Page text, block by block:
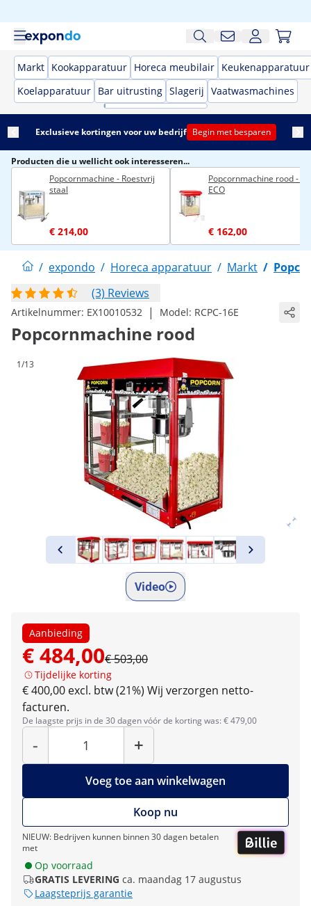
Markt Kookapparatuur Horeca meubilair Keukenapparatuur
Koelapparatuur Bar uitrusting Slagerij Vaatwasmachines
Exclusieve kortingen voor uw bedrijf Begin met besparen
Producten die u wellicht ook interesseren...
Popcornmachine - Roestvrij
staal
€ 214,00
Popcornmachine rood - 8
ECO
€ 162,00
/ expondo / Horeca apparatuur / Markt /
(3) Reviews
Artikelnummer: EX10010532 | Model: RCPC-16E
Popcornmachine rood
1/13
Video
Aanbieding
€ 484,00€ 503,00
Tijdelijke korting
€ 400,00 excl. btw (21%) Wij verzorgen netto-
facturen.
De laagste prijs in de 30 dagen vóór de korting was: € 479,00
-
Hoeveelheid
+
Voeg toe aan winkelwagen
Koop nu
NIEUW: Bedrijven kunnen binnen 30 dagen betalen
met
Op voorraad
GRATIS LEVERING ca. maandag 17 augustus
Laagsteprijs garantie